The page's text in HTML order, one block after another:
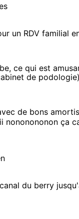
un RDV familial
ce qui est
de podologie)
de bons
nononononon ça
du berry